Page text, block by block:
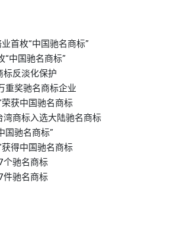
首枚“中国驰名商标”
“中国驰名商标”
标反淡化保护
重奖驰名商标企业
获中国驰名商标
湾商标入选大陆驰名商标
国驰名商标”
得中国驰名商标
个驰名商标
件驰名商标